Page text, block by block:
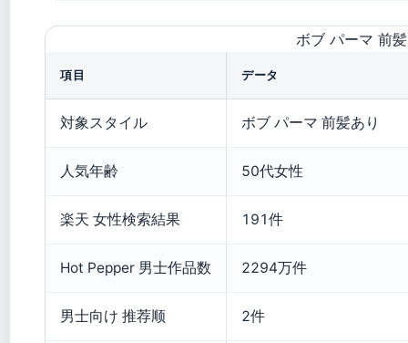
ボブ パーマ 前
項目 データ
対象スタイル ボブ パーマ 前髪あり
人気年齢 50代女性
楽天 女性検索結果 191件
Hot Pepper 男士作品数 2294万件
男士向け 推荐顺 2件